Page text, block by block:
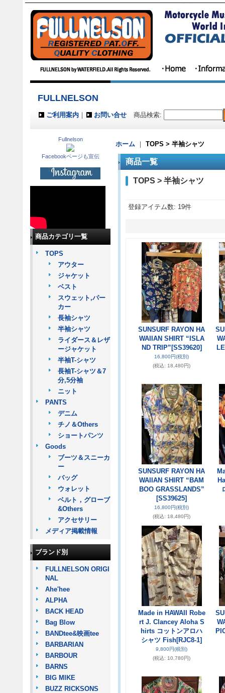
FULLNELSON
ご利用案内 ｜ お問い合せ 商品検索:
Fullnelson
Facebookページも宣伝
商品カテゴリ一覧
TOPS
アウター
ジャケット
ベスト
スウェット,パー
カー
長袖シャツ
半袖シャツ
ライダース＆レザ
ージャケット
半袖T-シャツ
長袖T-シャツ＆7
分,5分袖
ニット
PANTS
デニム
チノ＆Others
ショートパンツ
Goods
ブーツ＆スニーカ
ー
バッグ
ウォレット
ベルト，グローブ
&Others
アクセサリー
メディア掲載情報
ブランド別
FULLNELSON ORIGI
NAL
Ahe'hee
ALPHA
BACK HEAD
Bag Blow
BANDtee&映画tee
BARBARIAN
BARBOUR
BARNS
BIG MIKE
BUZZ RICKSONS
ホーム ｜ TOPS > 半袖シャツ
商品一覧
TOPS > 半袖シャツ
登録アイテム数: 19件
SUNSURF RAYON HA
WAIIAN SHIRT “ISLA
ND TRIP” [SS39620]
16,800円(税別)
(税込: 18,480円)
SUNSURF RAYON HA
WAIIAN SHIRT “BAM
BOO GRASSLANDS”
[SS39625]
16,800円(税別)
(税込: 18,480円)
Made in HAWAII Robe
rt J. Clancey Aloha S
hirts コットンアロハ
シャツ Fish[RJC8-1]
9,800円(税別)
(税込: 10,780円)